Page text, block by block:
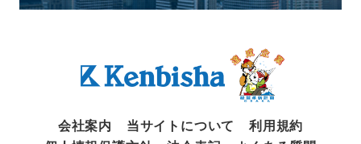
会社案内
当サイトについて
利用規約